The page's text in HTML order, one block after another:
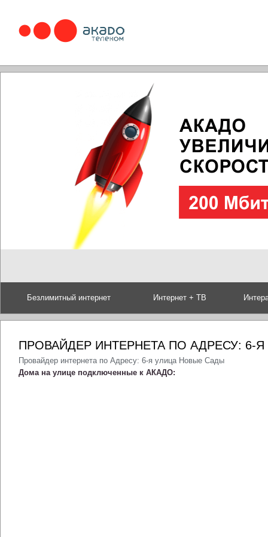
Безлимитный интернет Интернет + ТВ
ПРОВАЙДЕР ИНТЕРНЕТА ПО АДРЕСУ: 6-
Провайдер интернета по Адресу: 6-я улица Новые Сады
Дома на улице подключенные к АКАДО: